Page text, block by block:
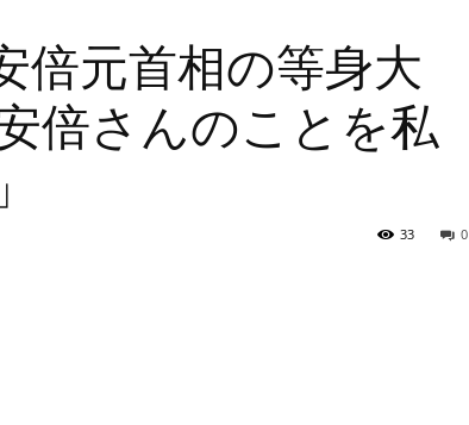
倍元首相の等身大
倍さんのことを私
0
33